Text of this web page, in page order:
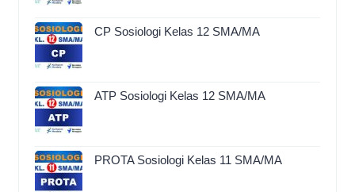
CP Sosiologi Kelas 12 SMA/MA
ATP Sosiologi Kelas 12 SMA/MA
PROTA Sosiologi Kelas 11 SMA/MA